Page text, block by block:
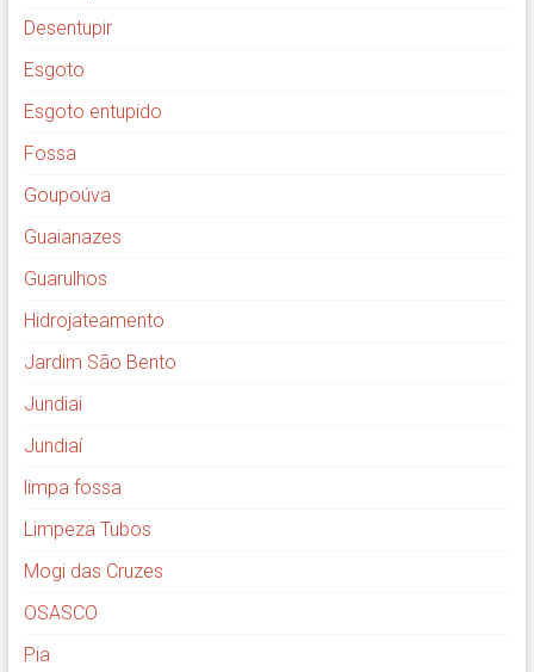
Desentupir
Esgoto
Esgoto entupido
Fossa
Goupoúva
Guaianazes
Guarulhos
Hidrojateamento
Jardim São Bento
Jundiai
Jundiaí
limpa fossa
Limpeza Tubos
Mogi das Cruzes
OSASCO
Pia